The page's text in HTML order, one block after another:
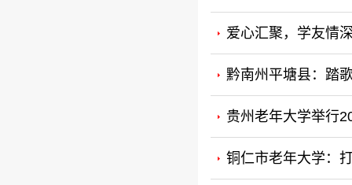
爱心汇聚，学友情
黔南州平塘县：踏
贵州老年大学举行
铜仁市老年大学：